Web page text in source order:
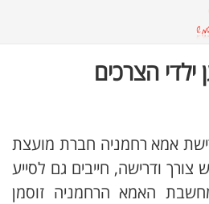
הצרכים
אמא רחמניה חברת מועצת
צורך ודרישה, חייבים גם לסייע
האמא הרחמניה זוסמן